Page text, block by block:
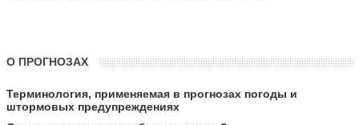
О ПРОГНОЗАХ
Терминология, применяемая в прогнозах погоды и
штормовых предупреждениях